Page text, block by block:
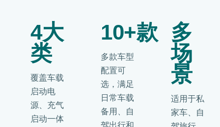
4大
类
覆盖车载
启动电
源、充气
启动一体
10+款
多款车型
配置可
选，满足
日常车载
备用、自
多
场
景
适用于私
家车、自